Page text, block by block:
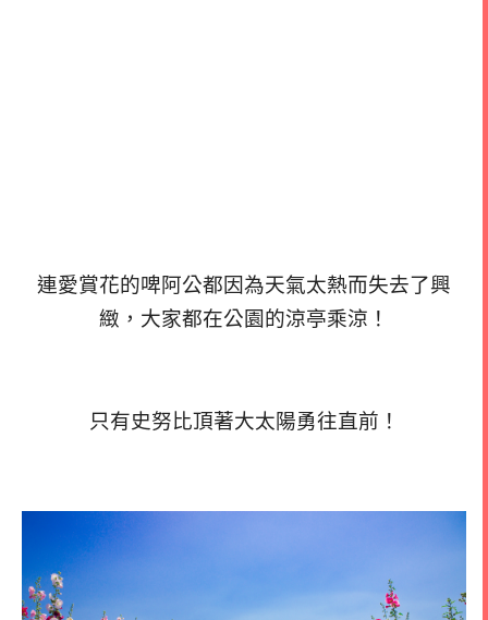
連愛賞花的啤阿公都因為天氣太熱而失去了興
緻，大家都在公園的涼亭乘涼！
只有史努比頂著大太陽勇往直前！